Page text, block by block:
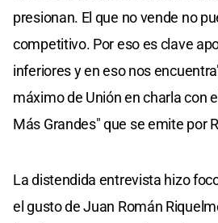
presionan. El que no vende no
competitivo. Por eso es clave
inferiores y en eso nos
máximo de Unión en charla con
Más Grandes" que se emite por
La distendida entrevista hizo
el gusto de Juan Román